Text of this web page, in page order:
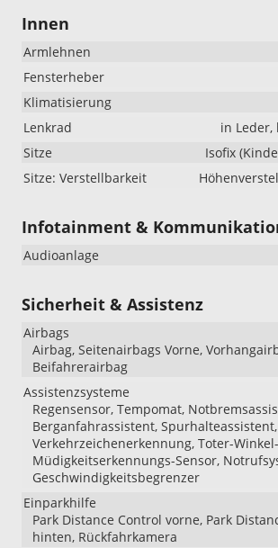
Innen
Armlehnen
Fensterheber
Klimatisierung
Lenkrad
in
Sitze
Isofix
Sitze: Verstellbarkeit
Infotainment &
Audioanlage
Sicherheit & Assistenz
Airbags
Airbag, Seitenairbags Vorne,
Beifahrerairbag
Assistenzsysteme
Regensensor, Tempomat,
Berganfahrassistent, Spurhalteassistent,
Verkehrzeichenerkennung, Toter-
Müdigkeitserkennungs-Sensor,
Geschwindigkeitsbegrenzer
Einparkhilfe
Park Distance Control vorne, Park
hinten, Rückfahrkamera